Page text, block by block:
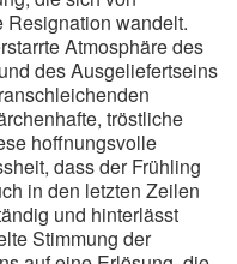
Resignation wandelt.
Atmosphäre des
des Ausgeliefertseins
tröstliche
hoffnungsvolle
dass der Frühling
in den letzten Zeilen
und hinterlässt
Stimmung der